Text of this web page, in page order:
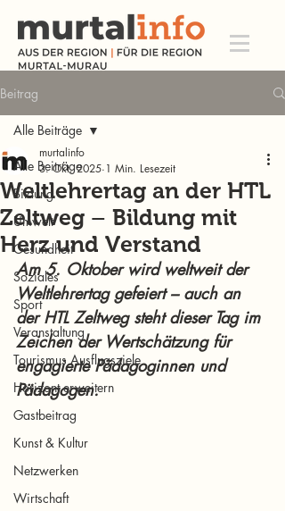
Beitrag
Alle Beiträge
Bildung
Umwelt
Gesundheit
Soziales
Sport
Veranstaltung
Tourismus Ausflugsziele
Horizont erweitern
Gastbeitrag
Kunst & Kultur
Netzwerken
Wirtschaft
Alle Beiträge
Weltlehrertag an der HTL
Zeltweg – Bildung mit
Herz und Verstand
murtalinfo
3. Okt. 2025 1 Min. Lesezeit
Am 5. Oktober wird weltweit der
Weltlehrertag gefeiert – auch an
der HTL Zeltweg steht dieser Tag im
Zeichen der Wertschätzung für
engagierte Pädagoginnen und
Pädagogen.